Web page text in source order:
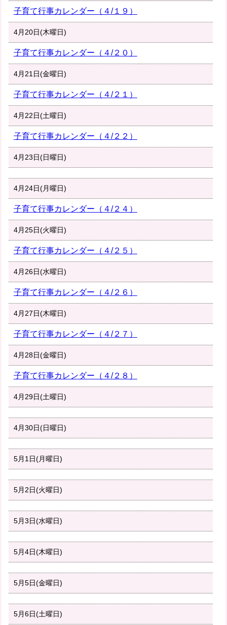
子育て行事カレンダー（４/１９）
4月20日(木曜日)
子育て行事カレンダー（４/２０）
4月21日(金曜日)
子育て行事カレンダー（４/２１）
4月22日(土曜日)
子育て行事カレンダー（４/２２）
4月23日(日曜日)
4月24日(月曜日)
子育て行事カレンダー（４/２４）
4月25日(火曜日)
子育て行事カレンダー（４/２５）
4月26日(水曜日)
子育て行事カレンダー（４/２６）
4月27日(木曜日)
子育て行事カレンダー（４/２７）
4月28日(金曜日)
子育て行事カレンダー（４/２８）
4月29日(土曜日)
4月30日(日曜日)
5月1日(月曜日)
5月2日(火曜日)
5月3日(水曜日)
5月4日(木曜日)
5月5日(金曜日)
5月6日(土曜日)